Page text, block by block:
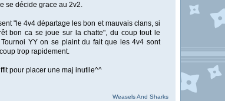
se décide grace au 2v2.
"le 4v4 départage les bon et mauvais clans, si
bon ca se joue sur la chatte", du coup tout le
YY on se plaint du fait que les 4v4 sont
trop rapidement.
pour placer une maj inutile^^
Weasels And Sharks